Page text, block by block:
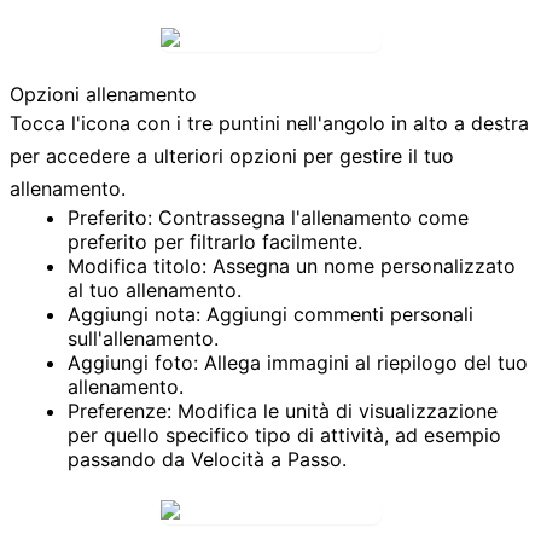
Opzioni allenamento
Tocca l'icona con i tre puntini nell'angolo in alto a destra
per accedere a ulteriori opzioni per gestire il tuo
allenamento.
Preferito: Contrassegna l'allenamento come
preferito per filtrarlo facilmente.
Modifica titolo: Assegna un nome personalizzato
al tuo allenamento.
Aggiungi nota: Aggiungi commenti personali
sull'allenamento.
Aggiungi foto: Allega immagini al riepilogo del tuo
allenamento.
Preferenze: Modifica le unità di visualizzazione
per quello specifico tipo di attività, ad esempio
passando da Velocità a Passo.